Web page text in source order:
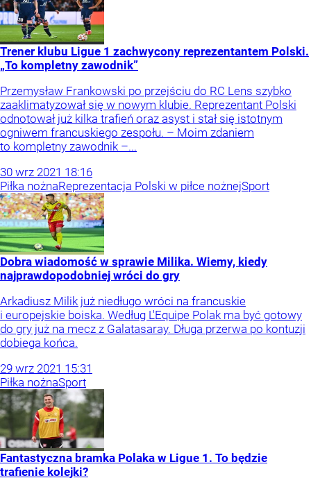
Trener klubu Ligue 1 zachwycony reprezentantem Polski.
„To kompletny zawodnik”
Przemysław Frankowski po przejściu do RC Lens szybko
zaaklimatyzował się w nowym klubie. Reprezentant Polski
odnotował już kilka trafień oraz asyst i stał się istotnym
ogniwem francuskiego zespołu. – Moim zdaniem
to kompletny zawodnik –...
30 wrz 2021 18:16
Piłka nożnaReprezentacja Polski w piłce nożnejSport
Dobra wiadomość w sprawie Milika. Wiemy, kiedy
najprawdopodobniej wróci do gry
Arkadiusz Milik już niedługo wróci na francuskie
i europejskie boiska. Według L'Equipe Polak ma być gotowy
do gry już na mecz z Galatasaray. Długa przerwa po kontuzji
dobiega końca.
29 wrz 2021 15:31
Piłka nożnaSport
Fantastyczna bramka Polaka w Ligue 1. To będzie
trafienie kolejki?